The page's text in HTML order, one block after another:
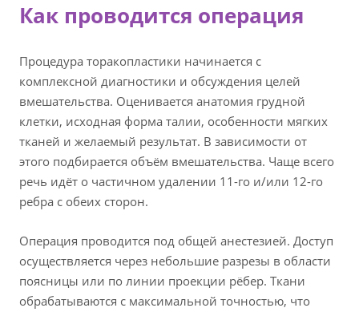
Как проводится операция
Процедура торакопластики начинается с
комплексной диагностики и обсуждения целей
вмешательства. Оценивается анатомия грудной
клетки, исходная форма талии, особенности мягких
тканей и желаемый результат. В зависимости от
этого подбирается объём вмешательства. Чаще всего
речь идёт о частичном удалении 11-го и/или 12-го
ребра с обеих сторон.
Операция проводится под общей анестезией. Доступ
осуществляется через небольшие разрезы в области
поясницы или по линии проекции рёбер. Ткани
обрабатываются с максимальной точностью, что